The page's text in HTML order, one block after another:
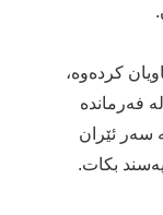
كردەوە،
فەرماندە
سەر ئێران
پەسند بكات.